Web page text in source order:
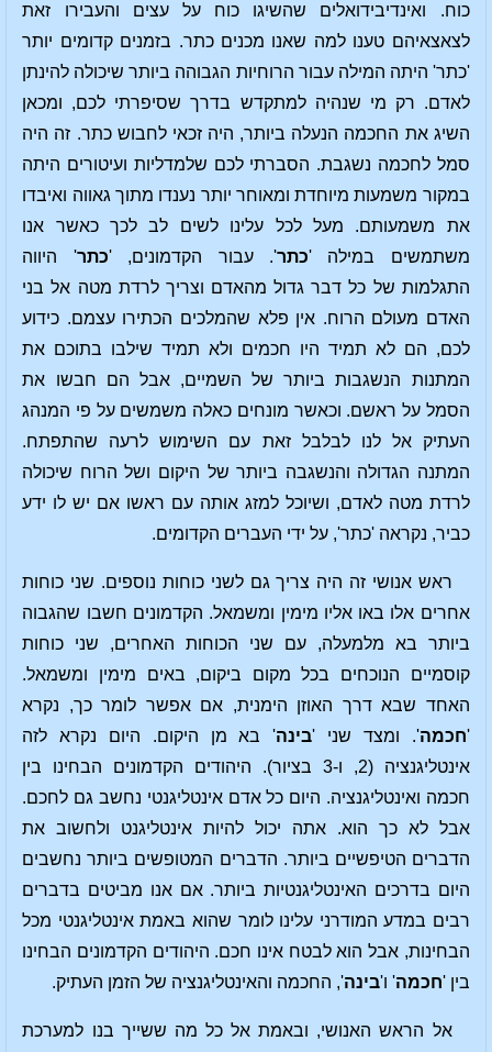
כוח. ואינדיבידואלים שהשיגו כוח על עצים והעבירו זאת
לצאצאיהם טענו למה שאנו מכנים כתר. בזמנים קדומים יותר
'כתר' היתה המילה עבור הרוחיות הגבוהה ביותר שיכולה להינתן
לאדם. רק מי שנהיה למתקדש בדרך שסיפרתי לכם, ומכאן
השיג את החכמה הנעלה ביותר, היה זכאי לחבוש כתר. זה היה
סמל לחכמה נשגבת. הסברתי לכם שלמדליות ועיטורים היתה
במקור משמעות מיוחדת ומאוחר יותר נענדו מתוך גאווה ואיבדו
את משמעותם. מעל לכל עלינו לשים לב לכך כאשר אנו
משתמשים במילה 'כתר'. עבור הקדמונים, 'כתר' היווה
התגלמות של כל דבר גדול מהאדם וצריך לרדת מטה אל בני
האדם מעולם הרוח. אין פלא שהמלכים הכתירו עצמם. כידוע
לכם, הם לא תמיד היו חכמים ולא תמיד שילבו בתוכם את
המתנות הנשגבות ביותר של השמיים, אבל הם חבשו את
הסמל על ראשם. וכאשר מונחים כאלה משמשים על פי המנהג
העתיק אל לנו לבלבל זאת עם השימוש לרעה שהתפתח.
המתנה הגדולה והנשגבה ביותר של היקום ושל הרוח שיכולה
לרדת מטה לאדם, ושיוכל למזג אותה עם ראשו אם יש לו ידע
כביר, נקראה 'כתר', על ידי העברים הקדומים.
ראש אנושי זה היה צריך גם לשני כוחות נוספים. שני כוחות
אחרים אלו באו אליו מימין ומשמאל. הקדמונים חשבו שהגבוה
ביותר בא מלמעלה, עם שני הכוחות האחרים, שני כוחות
קוסמיים הנוכחים בכל מקום ביקום, באים מימין ומשמאל.
האחד שבא דרך האוזן הימנית, אם אפשר לומר כך, נקרא
'חכמה'. ומצד שני 'בינה' בא מן היקום. היום נקרא לזה
אינטליגנציה (2, ו-3 בציור). היהודים הקדמונים הבחינו בין
חכמה ואינטליגנציה. היום כל אדם אינטליגנטי נחשב גם לחכם.
אבל לא כך הוא. אתה יכול להיות אינטליגנט ולחשוב את
הדברים הטיפשיים ביותר. הדברים המטופשים ביותר נחשבים
היום בדרכים האינטליגנטיות ביותר. אם אנו מביטים בדברים
רבים במדע המודרני עלינו לומר שהוא באמת אינטליגנטי מכל
הבחינות, אבל הוא לבטח אינו חכם. היהודים הקדמונים הבחינו
בין 'חכמה' ו'בינה', החכמה והאינטליגנציה של הזמן העתיק.
אל הראש האנושי, ובאמת אל כל מה ששייך בנו למערכת